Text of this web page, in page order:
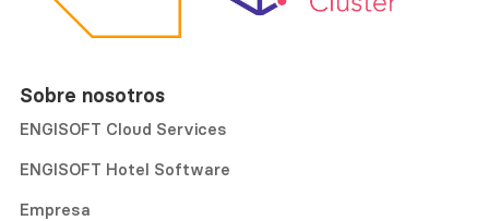
Sobre nosotros
ENGISOFT Cloud Services
ENGISOFT Hotel Software
Empresa